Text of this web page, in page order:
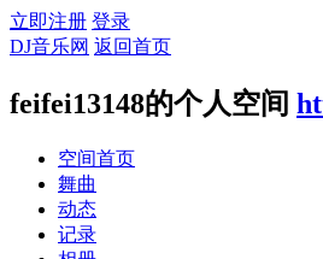
立即注册 登录
DJ音乐网 返回首页
feifei13148的个人空间
空间首页
舞曲
动态
记录